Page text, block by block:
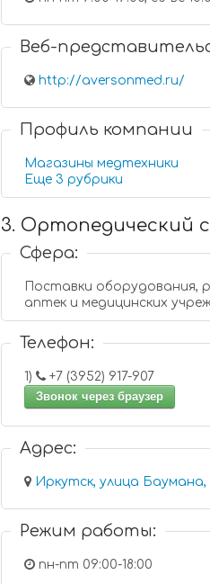
Веб-
http://aversonmed.ru/
Профиль компании
Магазины медтехники
Еще 3 рубрики
3. Ортопедический
Сфера:
Поставки оборудования,
аптек и медицинских
Телефон:
1)
+7 (3952) 917-907
Звонок через браузер
Адрес:
Иркутск, улица Баумана,
Режим работы:
пн-пт 09:00-18:00